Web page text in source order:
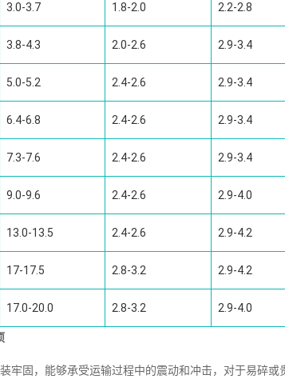
3.0-3.7 1.8-2.0 2.2-2.8
3.8-4.3 2.0-2.6 2.9-3.4
5.0-5.2 2.4-2.6 2.9-3.4
6.4-6.8 2.4-2.6 2.9-3.4
7.3-7.6 2.4-2.6 2.9-3.4
9.0-9.6 2.4-2.6 2.9-4.0
13.0-13.5 2.4-2.6 2.9-4.2
17-17.5 2.8-3.2 2.9-4.2
17.0-20.0 2.8-3.2 2.9-4.0
牢固，能够承受运输过程中的震动和冲击，对于易碎